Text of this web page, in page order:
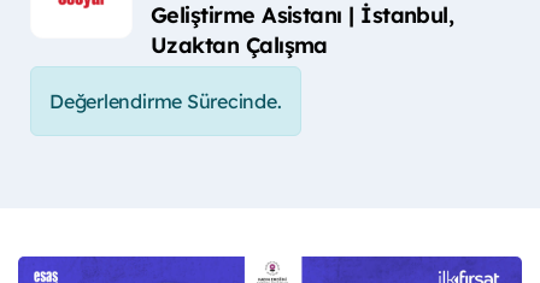
Geliştirme Asistanı | İstanbul,
Uzaktan Çalışma
Değerlendirme Sürecinde.